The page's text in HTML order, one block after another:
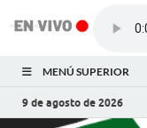
MENÚ SUPERIOR
9 de agosto de 2026